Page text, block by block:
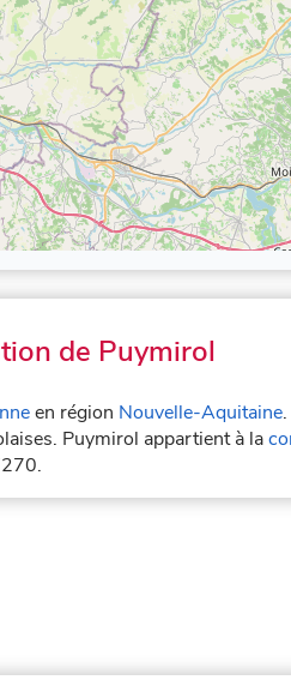
de Puymirol
en région Nouvelle-Aquitaine
Puymirol appartient à la